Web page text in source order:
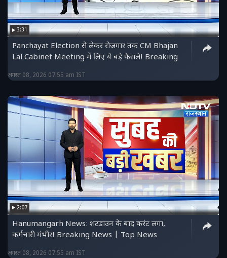
3:31
Panchayat Election से लेकर रोजगार तक CM Bhajan
Lal Cabinet Meeting में लिए ये बड़े फैसले! Breaking
अगस्त 08, 2026 07:55 am IST
2:07
Hanumangarh News: शटडाउन के बाद करंट लगा,
कर्मचारी गंभीर! Breaking News | Top News
अगस्त 08, 2026 07:55 am IST